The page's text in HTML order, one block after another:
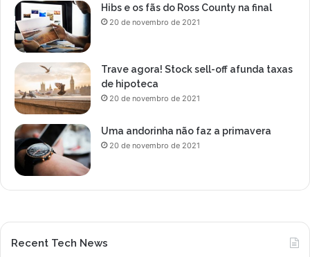
o
Hibs e os fãs do Ross County na final
20 de novembro de 2021
Trave agora! Stock sell-off afunda taxas
de hipoteca
20 de novembro de 2021
Uma andorinha não faz a primavera
20 de novembro de 2021
Recent Tech News